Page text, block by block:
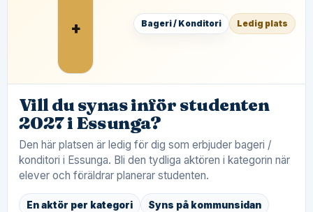
+ Bageri / Konditori Ledig plats
Vill du synas inför studenten
2027 i Essunga?
Den här platsen är ledig för dig som erbjuder bageri /
konditori i Essunga. Bli den tydliga aktören i kategorin när
elever och föräldrar planerar studenten.
En aktör per kategori Syns på kommunsidan